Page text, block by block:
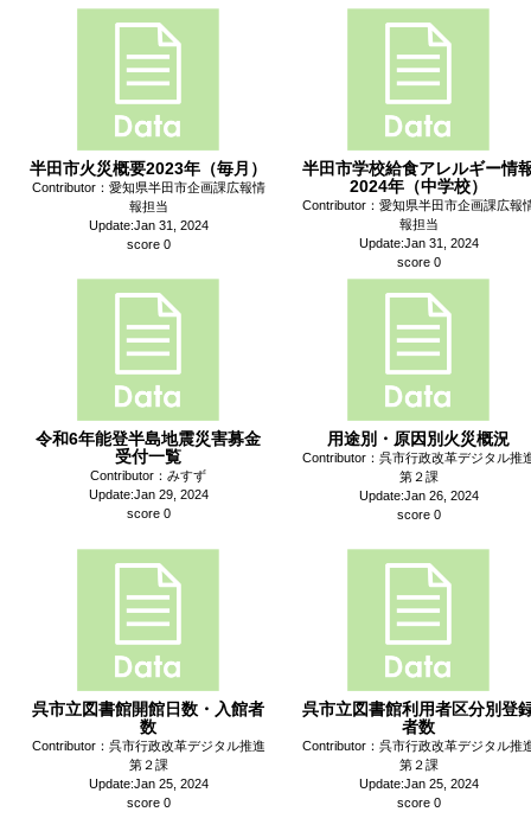
半田市火災概要2023年（毎月）
Contributor：愛知県半田市企画課広報情
報担当
Update:Jan 31, 2024
score 0
半田市学校給食アレルギー情
2024年（中学校）
Contributor：愛知県半田市企画課広報
報担当
Update:Jan 31, 2024
score 0
令和6年能登半島地震災害募金
受付一覧
Contributor：みすず
Update:Jan 29, 2024
score 0
用途別・原因別火災概況
Contributor：呉市行政改革デジタル推
第２課
Update:Jan 26, 2024
score 0
呉市立図書館開館日数・入館者
数
Contributor：呉市行政改革デジタル推進
第２課
Update:Jan 25, 2024
score 0
呉市立図書館利用者区分別登
者数
Contributor：呉市行政改革デジタル推
第２課
Update:Jan 25, 2024
score 0